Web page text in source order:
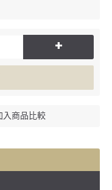
+
入商品比較